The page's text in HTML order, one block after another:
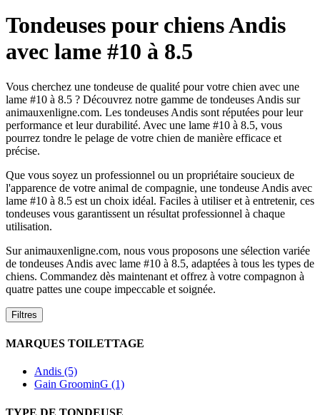
Tondeuses pour chiens Andis
avec lame #10 à 8.5
Vous cherchez une tondeuse de qualité pour votre chien avec une
lame #10 à 8.5 ? Découvrez notre gamme de tondeuses Andis sur
animauxenligne.com. Les tondeuses Andis sont réputées pour leur
performance et leur durabilité. Avec une lame #10 à 8.5, vous
pourrez tondre le pelage de votre chien de manière efficace et
précise.
Que vous soyez un professionnel ou un propriétaire soucieux de
l'apparence de votre animal de compagnie, une tondeuse Andis avec
lame #10 à 8.5 est un choix idéal. Faciles à utiliser et à entretenir, ces
tondeuses vous garantissent un résultat professionnel à chaque
utilisation.
Sur animauxenligne.com, nous vous proposons une sélection variée
de tondeuses Andis avec lame #10 à 8.5, adaptées à tous les types de
chiens. Commandez dès maintenant et offrez à votre compagnon à
quatre pattes une coupe impeccable et soignée.
Filtres
MARQUES TOILETTAGE
Andis (5)
Gain GroominG (1)
TYPE DE TONDEUSE